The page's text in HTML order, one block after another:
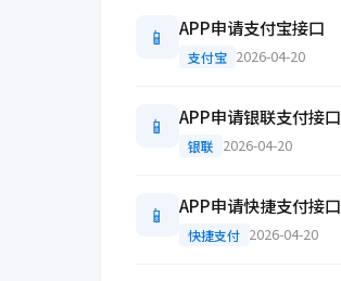
📱 APP申请支付宝接口
支付宝 2026-04-20
📱 APP申请银联支付接口
银联 2026-04-20
📱 APP申请快捷支付接口
快捷支付 2026-04-20